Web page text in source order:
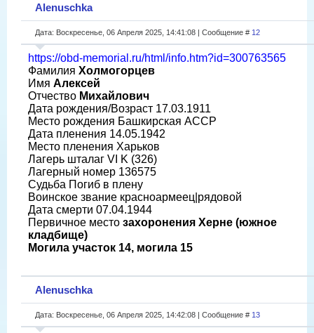
Alenuschka
Дата: Воскресенье, 06 Апреля 2025, 14:41:08 | Сообщение # 12
https://obd-memorial.ru/html/info.htm?id=300763565
Фамилия Холмогорцев
Имя Алексей
Отчество Михайлович
Дата рождения/Возраст 17.03.1911
Место рождения Башкирская АССР
Дата пленения 14.05.1942
Место пленения Харьков
Лагерь шталаг VI K (326)
Лагерный номер 136575
Судьба Погиб в плену
Воинское звание красноармеец|рядовой
Дата смерти 07.04.1944
Первичное место захоронения Херне (южное
кладбище)
Могила участок 14, могила 15
Alenuschka
Дата: Воскресенье, 06 Апреля 2025, 14:42:08 | Сообщение # 13